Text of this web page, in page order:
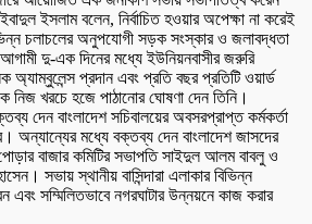
ইসলাম বলেন, নির্বাচিত হওয়ার অপেক্ষা না করেই
চলাচলের অনুপযোগী সড়ক সংস্কার ও জলাবদ্ধতা
দু-এক দিনের মধ্যে ইউনিয়নবাসীর জরুরি
অ্যাম্বুলেন্স প্রদান এবং প্রতি বছর প্রতিটি ওয়ার্ড
খরচে হজে পাঠানোর ঘোষণা দেন তিনি।
দেন বাংলাদেশ সচিবালয়ের অবসরপ্রাপ্ত কর্মকর্তা
মধ্যে বক্তব্য দেন বাংলাদেশ জাসদের
বাজার কমিটির সভাপতি সাইদুল আলম বাবলু ও
সভায় স্থানীয় বাসিন্দারা এলাকার বিভিন্ন
সম্মিলিতভাবে নগরঘাটার উন্নয়নে কাজ করার